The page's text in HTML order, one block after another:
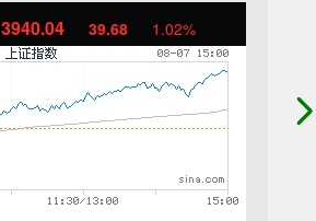
3940.04 39.68 1.02%